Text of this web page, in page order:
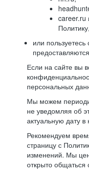
career.ru
Политику,
или
Если на сайте вы
персональных
Мы можем
не уведомляя об
актуальную дату
Рекомендуем
страницу с
изменений. Мы
открыто общаться